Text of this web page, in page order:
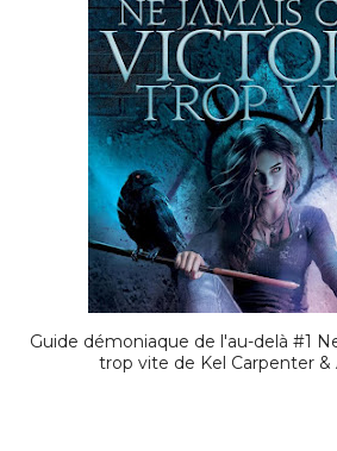
Guide démoniaque de l'au-delà #1
trop vite de Kel Carpenter &